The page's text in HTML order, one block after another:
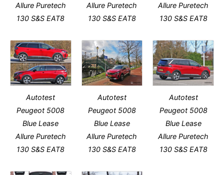
Allure Puretech
130 S&S EAT8
Allure Puretech
130 S&S EAT8
Allure Puretech
130 S&S EAT8
Autotest
Peugeot 5008
Blue Lease
Allure Puretech
130 S&S EAT8
Autotest
Peugeot 5008
Blue Lease
Allure Puretech
130 S&S EAT8
Autotest
Peugeot 5008
Blue Lease
Allure Puretech
130 S&S EAT8